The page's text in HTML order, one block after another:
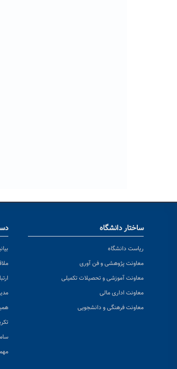
ساختار دانشگاه
ریاست دانشگاه
معاونت پژوهشی و فن آوری
معاونت آموزشی و تحصیلات تکمیلی
معاونت اداری مالی
معاونت فرهنگی و دانشجویی